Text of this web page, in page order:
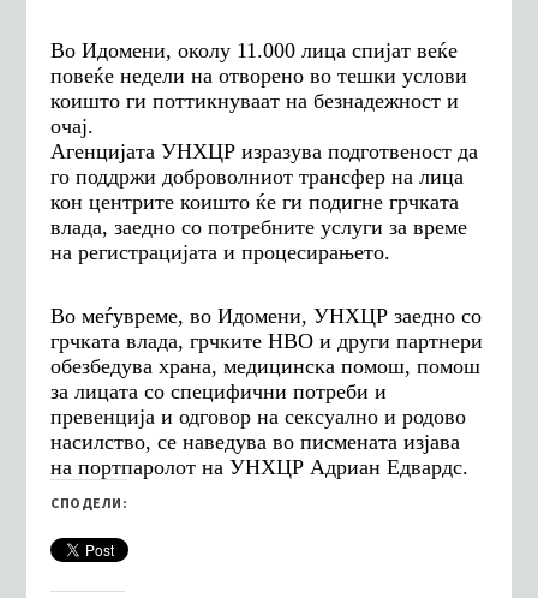
Во Идомени, околу 11.000 лица спијат веќе
повеќе недели на отворено во тешки услови
коишто ги поттикнуваат на безнадежност и
очај.
Агенцијата УНХЦРизразуваподготвеност да
го поддржи доброволниот трансфер на лица
кон центрите коишто ќе ги подигне грчката
влада, заедно со потребните услуги за време
на регистрацијата и процесирањето.
Во меѓувреме, во Идомени, УНХЦР заедно со
грчката влада, грчките НВО и други партнери
обезбедува храна, медицинска помош, помош
за лицата со специфични потреби и
превенција и одговор на сексуално и родово
насилство, се наведува во писмената изјава
на портпаролот на УНХЦР Адриан Едвардс.
СПОДЕЛИ: